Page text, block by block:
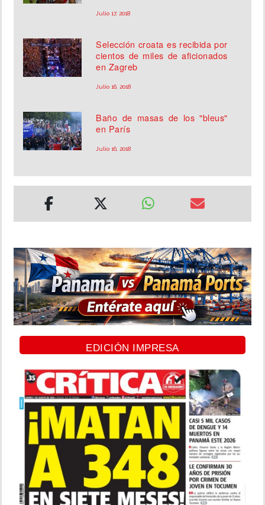
Julio 17, 2018
Selección croata es recibida por
cientos de miles de aficionados
en Zagreb
Julio 16, 2018
Baño de masas de los "bleus"
en París
Julio 16, 2018
EDICIÓN IMPRESA